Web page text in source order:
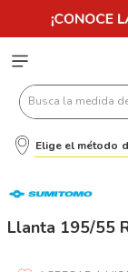
Busca la
Elige el método
Llanta 195/55